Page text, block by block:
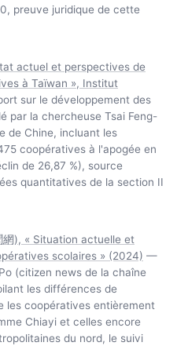
preuve juridique de cette
actuel et perspectives de
à Taïwan », Institut
sur le développement des
par la chercheuse Tsai Feng-
de Chine, incluant les
coopératives à l'apogée en
de 26,87 %), source
quantitatives de la section II
), « Situation actuelle et
scolaires » (2024) —
(citizen news de la chaîne
les différences de
les coopératives entièrement
Chiayi et celles encore
du nord, le suivi